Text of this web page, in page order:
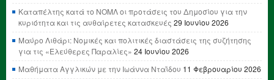
Καταπέλτης κατά το ΝΟΜΛ οι προτάσεις του Δημοσίου για την
κυριότητα και τις αυθαίρετες κατασκευές 29 Ιουνίου 2026
Μαύρο Λιθάρι: Νομικές και πολιτικές διαστάσεις της συζήτησης
για τις «Ελεύθερες Παραλίες» 24 Ιουνίου 2026
Μαθήματα Αγγλικών με την Ιωάννα Νταΐδου 11 Φεβρουαρίου 2026